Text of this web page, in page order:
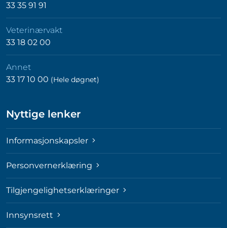
33 35 91 91
Veterinærvakt
33 18 02 00
Annet
33 17 10 00 (Hele døgnet)
Nyttige lenker
Informasjonskapsler
Personvernerklæring
Tilgjengelighetserklæringer
Innsynsrett